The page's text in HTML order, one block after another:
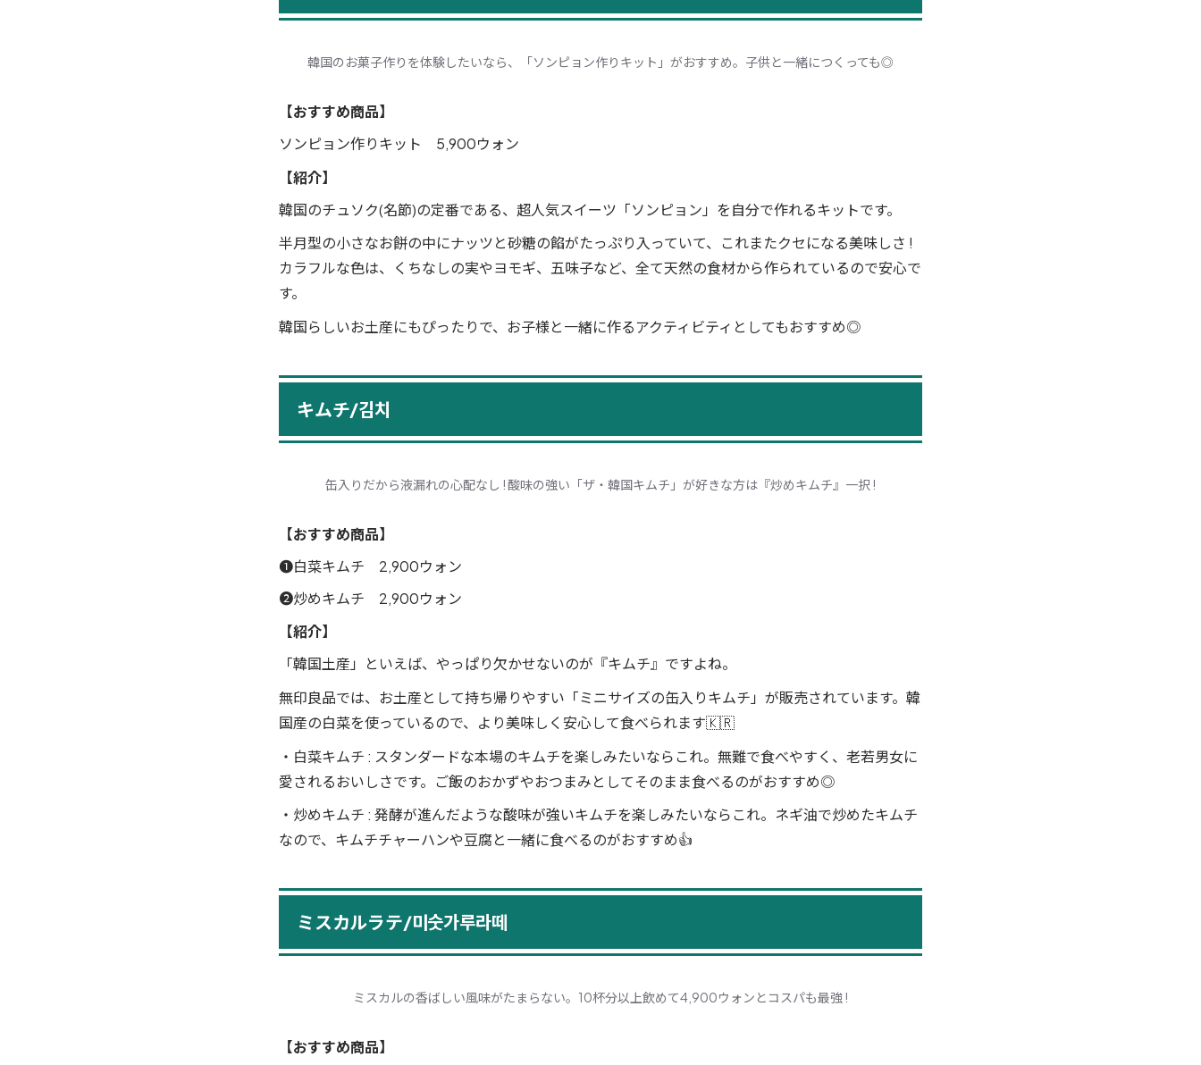
韓国のお菓子作りを体験したいなら、「ソンピョン作りキット」がおすすめ。子供と一緒につくっても◎
【おすすめ商品】
ソンピョン作りキット 5,900ウォン
【紹介】
韓国のチュソク(名節)の定番である、超人気スイーツ「ソンピョン」を自分で作れるキットです。
半月型の小さなお餅の中にナッツと砂糖の餡がたっぷり入っていて、これまたクセになる美味しさ !
カラフルな色は、くちなしの実やヨモギ、五味子など、全て天然の食材から作られているので安心で
す。
韓国らしいお土産にもぴったりで、お子様と一緒に作るアクティビティとしてもおすすめ◎
キムチ/김치
缶入りだから液漏れの心配なし ! 酸味の強い「ザ・韓国キムチ」が好きな方は『炒めキムチ』一択 !
【おすすめ商品】
❶白菜キムチ 2,900ウォン
❷炒めキムチ 2,900ウォン
【紹介】
「韓国土産」といえば、やっぱり欠かせないのが『キムチ』ですよね。
無印良品では、お土産として持ち帰りやすい「ミニサイズの缶入りキムチ」が販売されています。韓
国産の白菜を使っているので、より美味しく安心して食べられます🇰🇷
・白菜キムチ : スタンダードな本場のキムチを楽しみたいならこれ。無難で食べやすく、老若男女に
愛されるおいしさです。ご飯のおかずやおつまみとしてそのまま食べるのがおすすめ◎
・炒めキムチ : 発酵が進んだような酸味が強いキムチを楽しみたいならこれ。ネギ油で炒めたキムチ
なので、キムチチャーハンや豆腐と一緒に食べるのがおすすめ👍
ミスカルラテ/미숫가루라떼
ミスカルの香ばしい風味がたまらない。10杯分以上飲めて4,900ウォンとコスパも最強 !
【おすすめ商品】